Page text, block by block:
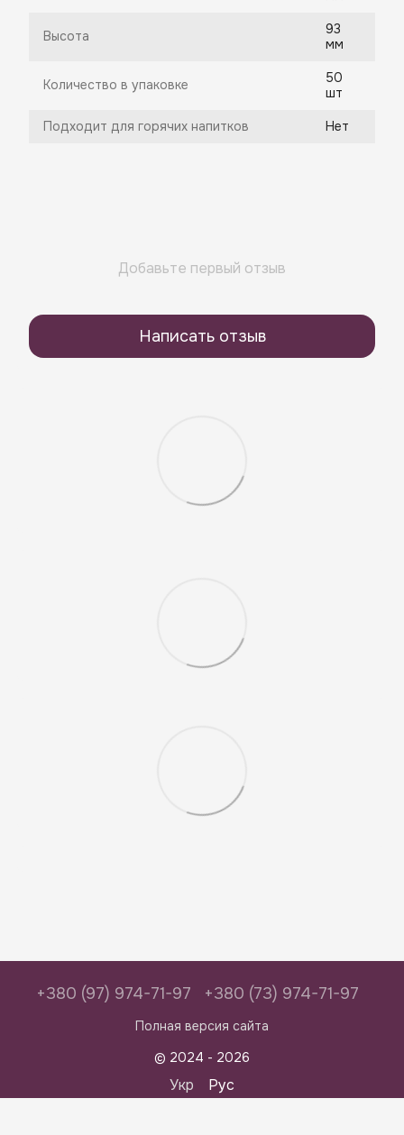
Высота
93
мм
Количество в упаковке
50
шт
Подходит для горячих напитков Нет
Добавьте первый отзыв
Написать отзыв
+380 (97) 974-71-97 +380 (73) 974-71-97
Полная версия сайта
© 2024 - 2026
Укр Рус